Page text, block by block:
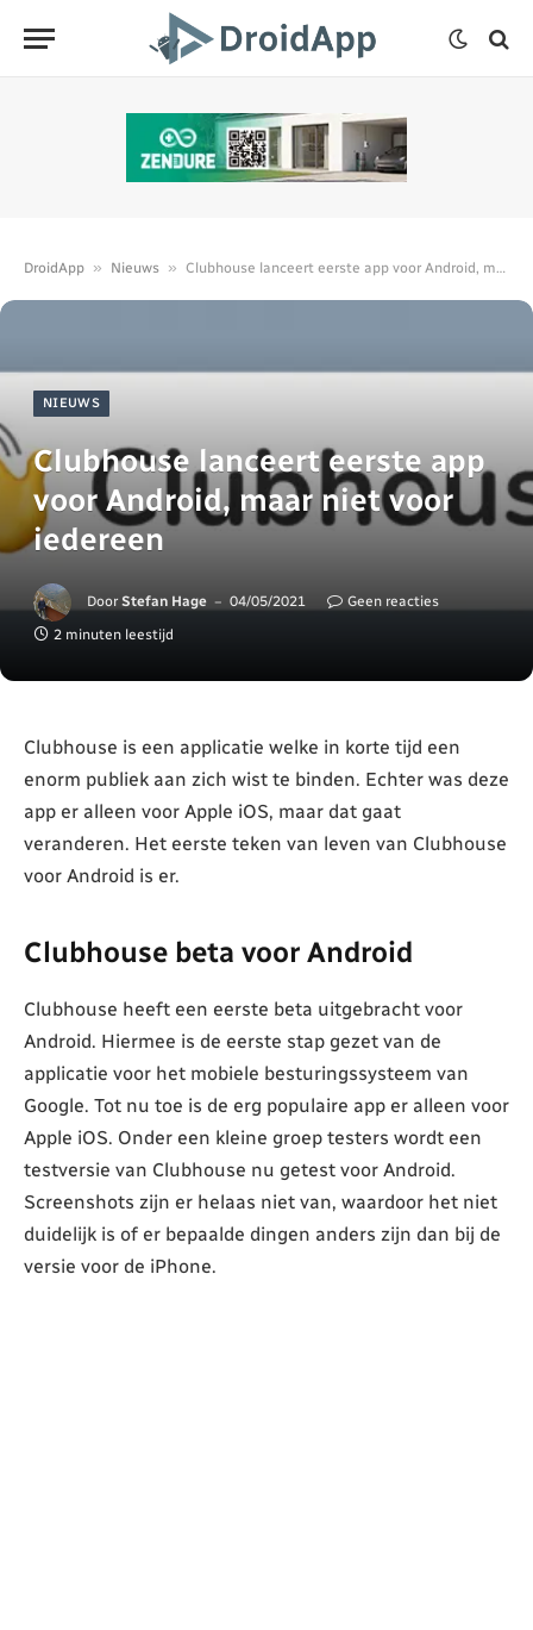
DroidApp » Nieuws » Clubhouse lanceert eerste app voor Android, maar niet voor iedereen
NIEUWS
Clubhouse lanceert eerste app
voor Android, maar niet voor
iedereen
Door Stefan Hage 04/05/2021
Geen reacties
2 minuten leestijd
Clubhouse is een applicatie welke in korte tijd een
enorm publiek aan zich wist te binden. Echter was deze
app er alleen voor Apple iOS, maar dat gaat
veranderen. Het eerste teken van leven van Clubhouse
voor Android is er.
Clubhouse beta voor Android
Clubhouse heeft een eerste beta uitgebracht voor
Android. Hiermee is de eerste stap gezet van de
applicatie voor het mobiele besturingssysteem van
Google. Tot nu toe is de erg populaire app er alleen voor
Apple iOS. Onder een kleine groep testers wordt een
testversie van Clubhouse nu getest voor Android.
Screenshots zijn er helaas niet van, waardoor het niet
duidelijk is of er bepaalde dingen anders zijn dan bij de
versie voor de iPhone.